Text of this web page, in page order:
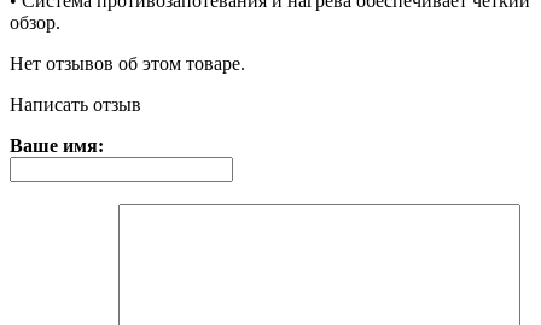
обзор.
Нет отзывов об этом товаре.
Написать отзыв
Ваше имя: